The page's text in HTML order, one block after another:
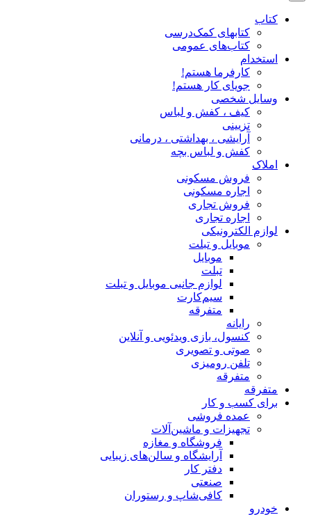
کتاب
کتابهای کمک‌درسی
کتاب‌های عمومی
استخدام
کارفرما هستم!
جویای کار هستم!
وسایل شخصی
کیف ، کفش و لباس
تزیینی
آرایشی ، بهداشتی ، درمانی
کفش و لباس بچه
املاک
فروش مسکونی
اجاره مسکونی
فروش تجاری
اجاره تجاری
لوازم الکترونیکی
موبایل و تبلت
موبایل
تبلت
لوازم جانبی موبایل و تبلت
سیم‌کارت
متفرقه
رایانه
کنسول، بازی‌ ویدئویی و آنلاین
صوتی و تصویری
تلفن رومیزی
متفرقه
متفرقه
برای کسب و کار
عمده فروشی
تجهیزات و ماشین‌آلات
فروشگاه و مغازه
آرایشگاه و سالن‌های زیبایی
دفتر کار
صنعتی
کافی‌شاپ و رستوران
خودرو